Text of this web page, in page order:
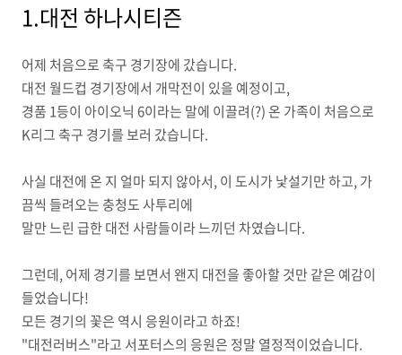
1.대전 하나시티즌
어제 처음으로 축구 경기장에 갔습니다.
대전 월드컵 경기장에서 개막전이 있을 예정이고,
경품 1등이 아이오닉 6이라는 말에 이끌려(?) 온 가족이 처음으로
K리그 축구 경기를 보러 갔습니다.
사실 대전에 온 지 얼마 되지 않아서, 이 도시가 낯설기만 하고, 가
끔씩 들려오는 충청도 사투리에
말만 느린 급한 대전 사람들이라 느끼던 차였습니다.
그런데, 어제 경기를 보면서 왠지 대전을 좋아할 것만 같은 예감이
들었습니다!
모든 경기의 꽃은 역시 응원이라고 하죠!
"대전러버스"라고 서포터스의 응원은 정말 열정적이었습니다.